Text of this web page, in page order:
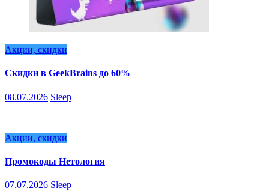
Акции, скидки
Скидки в GeekBrains до 60%
08.07.2026 Sleep
Акции, скидки
Промокоды Нетология
07.07.2026 Sleep